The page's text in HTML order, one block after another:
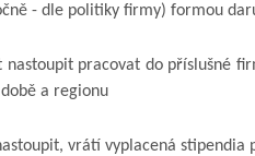
- dle politiky firmy) formou
pracovat do příslušné
a regionu
vrátí vyplacená stipendia